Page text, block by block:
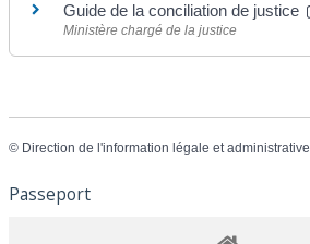
Guide de la conciliation de justice
Ministère chargé de la justice
© Direction de l'information légale et administrative
Passeport